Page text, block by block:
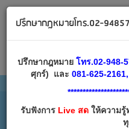
Email:
เข้าสู่ระ
ปรึกษากฎหมายโทร.02-
ปรึกษากฎหมาย โทร.02-948-
ศุกร์) และ 081-625-
รับฟังการLive สดให้ความรู้